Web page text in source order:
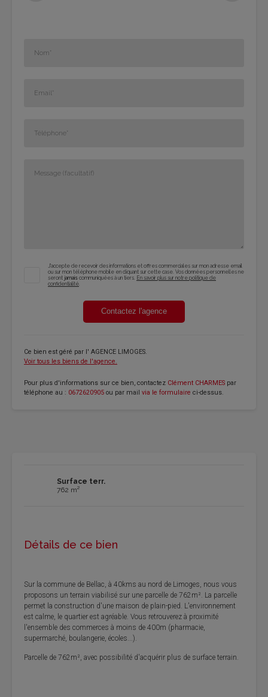
J'accepte de recevoir des informations et offres commerciales sur mon adresse email
ou sur mon téléphone mobile en cliquant sur cette case. Vos données personnelles ne
seront jamais communiquées à un tiers. En savoir plus sur notre politique de
confidentialité
Contactez l'agence
Ce bien est géré par l' AGENCE LIMOGES.
Voir tous les biens de l'agence.
Pour plus d'informations sur ce bien, contactez Clément CHARMES par
téléphone au : 0672620905 ou par mail via le formulaire ci-dessus.
Surface terr.
762 m²
Détails de ce bien
Sur la commune de Bellac, à 40kms au nord de Limoges, nous vous
proposons un terrain viabilisé sur une parcelle de 762m². La parcelle
permet la construction d'une maison de plain-pied. L'environnement
est calme, le quartier est agréable. Vous retrouverez à proximité
l'ensemble des commerces à moins de 400m (pharmacie,
supermarché, boulangerie, écoles...).
Parcelle de 762m², avec possibilité d'acquérir plus de surface terrain.